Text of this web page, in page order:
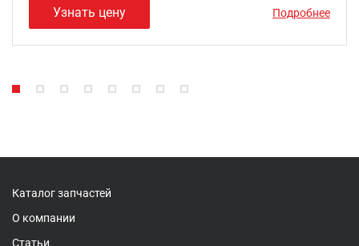
Узнать цену Подробнее
Каталог запчастей
О компании
Статьи